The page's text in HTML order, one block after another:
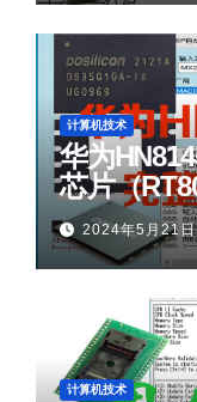
计算机技术
华为
芯片（
2024年5月21日
计算机技术